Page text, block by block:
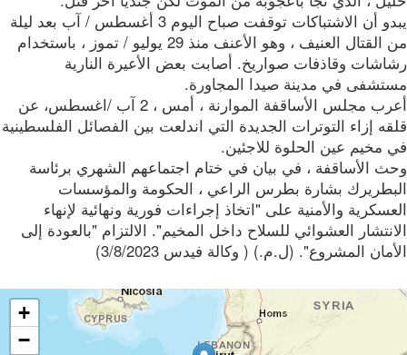
يبدو أن الاشتباكات توقفت صباح اليوم 3 أغسطس / آب بعد ليلة
من القتال العنيف ، وهو الأعنف منذ 29 يوليو / تموز ، باستخدام
وقاذفات صواريخ. أصابت بعض الأعيرة النارية
في مدينة صيدا المجاورة.
أعرب مجلس الأساقفة الموارنة ، أمس ، 2 آب /اغسطس، عن
إزاء التوترات الجديدة التي اندلعت بين الفصائل الفلسطينية
مخيم عين الحلوة للاجئين.
الأساقفة ، في بيان في ختام اجتماعهم الشهري برئاسة
بشارة بطرس الراعي ، الحكومة والمؤسسات
والأمنية على "اتخاذ إجراءات فورية ونهائية لإنهاء
العشوائي للسلاح داخل المخيم". الالتزام "بالعودة إلى
المشروع". (ل.م.) ( وكالة فيدس 3/8/2023)